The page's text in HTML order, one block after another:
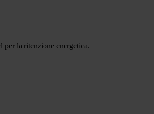
la ritenzione energetica.